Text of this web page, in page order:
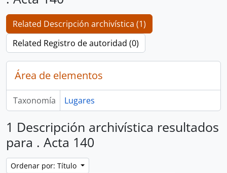
Related Descripción archivística (1)
Related Registro de autoridad (0)
Área de elementos
Taxonomía Lugares
1 Descripción archivística resultados
para . Acta 140
Ordenar por: Título